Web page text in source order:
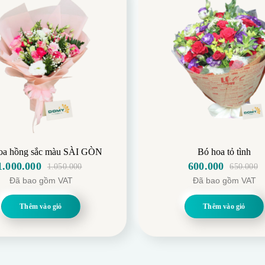
hồng sắc màu SÀI GÒN
1.050.000
Đã bao gồm VAT
Thêm vào giỏ
Bó hoa tỏ tình
650.000
Giá
gốc
là:
650.000.
600.000
Giá
hiện
tại
là:
Đã bao gồm VAT
Thêm vào giỏ